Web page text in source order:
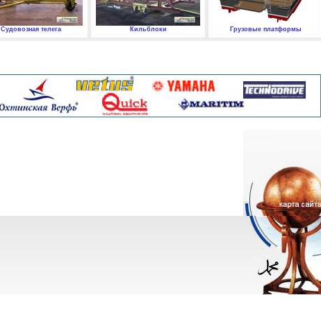
Судовозная телега Кильблоки Грузовые платформы